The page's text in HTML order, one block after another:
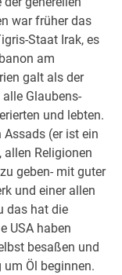
war früher das
Staat Irak, es
am
galt als der
Glaubens-
und lebten.
Assads (er ist ein
Religionen
geben- mit guter
und einer allen
das hat die
USA haben
besaßen und
Öl beginnen.